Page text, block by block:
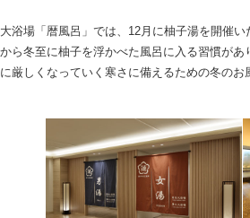
浴場「暦風呂」では、12月に柚子湯を開催
ら冬至に柚子を浮かべた風呂に入る習慣が
厳しくなっていく寒さに備えるための冬のお